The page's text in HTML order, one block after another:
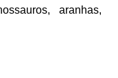
aranhas,